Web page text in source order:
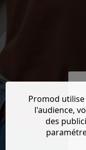
Promod
l'audience,
des